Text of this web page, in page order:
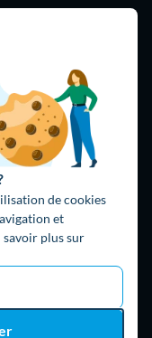
de cookies
et
savoir plus sur